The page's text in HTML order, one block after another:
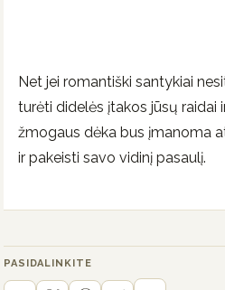
Net jei romantiški santykiai
turėti didelės įtakos jūsų raidai
žmogaus dėka bus įmanoma
ir pakeisti savo vidinį pasaulį.
PASIDALINKITE